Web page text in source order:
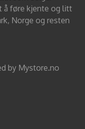
å føre kjente og litt
Norge og resten
by Mystore.no